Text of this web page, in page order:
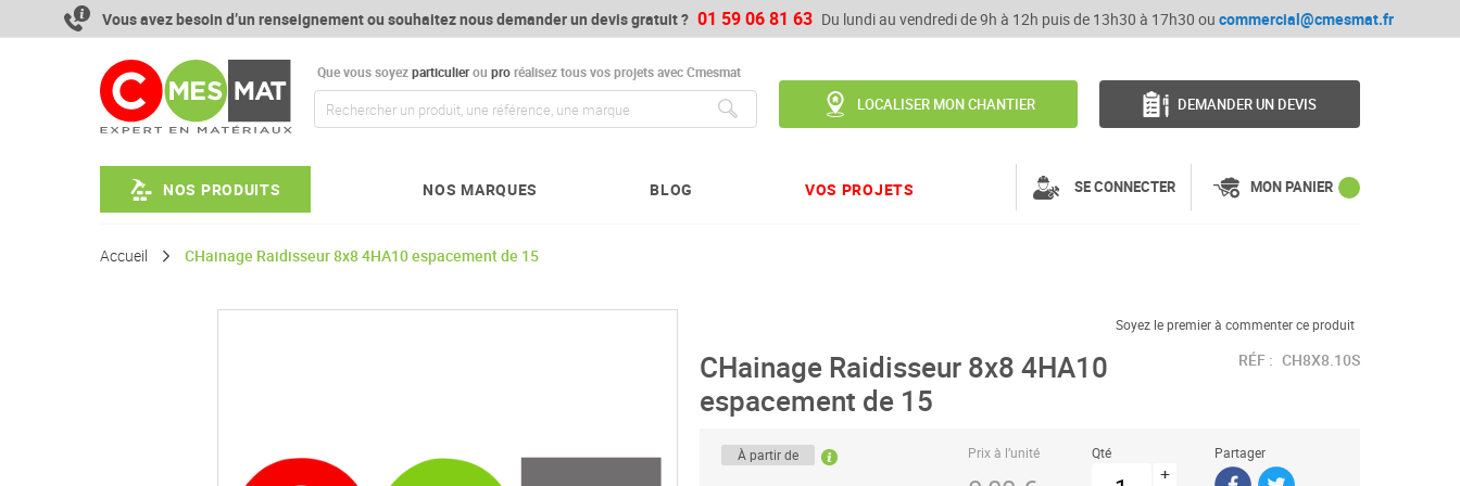
contenu
Vous avez besoin d’un renseignement ou souhaitez nous demander un devis gratuit ? 01 59 06 81 63 Du lundi au vendredi de 9h à 12h puis de 13h30 à 17h30 ou commercial@cmesmat.fr
Que vous soyezparticulierou proréalisez tous vos projets avec Cmesmat
LOCALISER MON CHANTIER DEMANDER UN DEVIS
NOS PRODUITS NOS MARQUES BLOG VOS PROJETS SE CONNECTER MON PANIER
Accueil CHainage Raidisseur 8x8 4HA10 espacement de 15
Soyez le premier à commenter ce produit
CHainage Raidisseur 8x8 4HA10
espacement de 15
RÉF : CH8X8.10S
À partir de Prix à l’unité Qté
+
Partager